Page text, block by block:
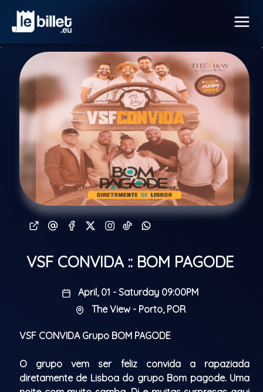
VSF CONVIDA :: BOM PAGODE
April, 01 - Saturday 09:00PM
The View - Porto, POR
VSF CONVIDA Grupo BOM PAGODE
O grupo vem ser feliz convida a rapaziada
diretamente de Lisboa do grupo Bom pagode. Uma